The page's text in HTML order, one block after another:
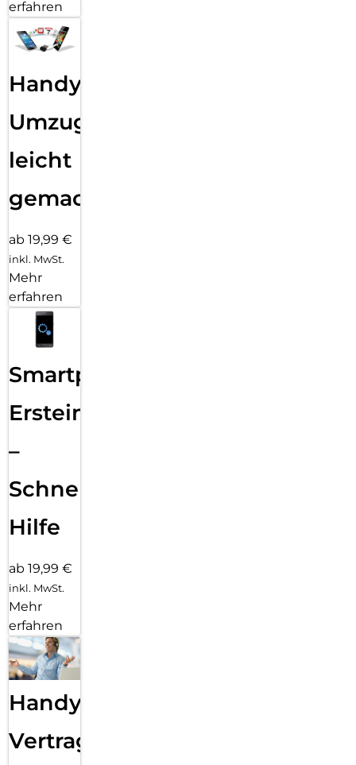
erfahren
Handy
Umzug
leicht
gemacht!
ab 19,99 €
inkl. MwSt.
Mehr
erfahren
Smartphone
Ersteinrichtung
–
Schnelle
Hilfe
ab 19,99 €
inkl. MwSt.
Mehr
erfahren
Handy
Vertragsabwicklung